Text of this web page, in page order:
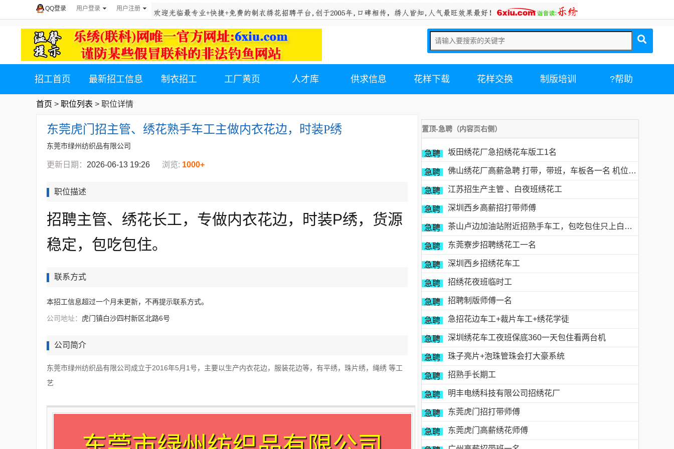
用户登录 用户注册
QQ登录
招工首页 最新招工信息 制衣招工 工厂黄页 人才库 供求信息 花样下载 花样交换 制版培训 ?帮助
首页 > 职位列表 > 职位详情
东莞虎门招主管、绣花熟手车工主做内衣花边，时装P绣
东莞市绿州纺织品有限公司
更新日期： 2026-06-13 19:26 浏览: 1000+
职位描述
招聘主管、绣花长工，专做内衣花边，时装P绣，货源
稳定，包吃包住。
联系方式
本招工信息超过一个月未更新，不再提示联系方式。
公司地址： 虎门镇白沙四村新区北路6号
公司简介
东莞市绿州纺织品有限公司成立于2016年5月1号，主要以生产内衣花边，服装花边等，有平绣，珠片绣，绳绣 等工
艺
置顶-急聘（内容页右侧）
急聘 坂田绣花厂急招绣花车版工1名
急聘 佛山绣花厂高薪急聘 打带，带班，车板各一名 机位多名
急聘 江苏招生产主管 、白夜班绣花工
急聘 深圳西乡高薪招打带师傅
急聘 茶山卢边加油站附近招熟手车工，包吃包住只上白班，工资面议有的请电德胜13546915117
急聘 东莞寮步招聘绣花工一名
急聘 深圳西乡招绣花车工
急聘 招绣花夜班临时工
急聘 招聘制版师傅一名
急聘 急招花边车工+裁片车工+绣花学徒
急聘 深圳绣花车工夜班保底360一天包住看两台机
急聘 珠子亮片+泡珠管珠会打大豪系统
急聘 招熟手长期工
急聘 明丰电绣科技有限公司招绣花厂
急聘 东莞虎门招打带师傅
急聘 东莞虎门高薪绣花师傅